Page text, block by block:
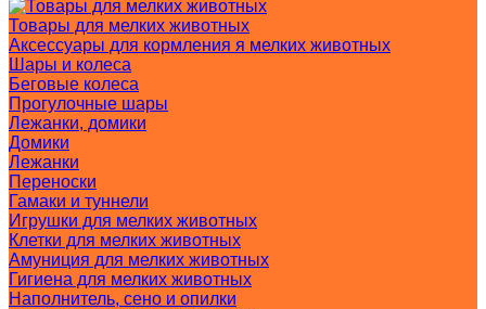
Товары для мелких животных
Аксессуары для кормления я мелких животных
Шары и колеса
Беговые колеса
Прогулочные шары
Лежанки, домики
Домики
Лежанки
Переноски
Гамаки и туннели
Игрушки для мелких животных
Клетки для мелких животных
Амуниция для мелких животных
Гигиена для мелких животных
Наполнитель, сено и опилки